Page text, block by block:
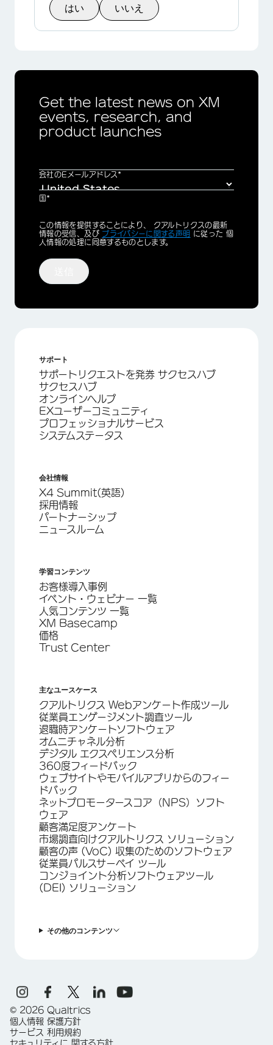
はい いいえ
Get the latest news on XM
events, research, and
product launches
会社のEメールアドレス*
国*
Privacy
Optin
この情報を提供することにより、 クアルトリクスの最新
情報の受信、及び プライバシーに関する声明 に従った 個
人情報の処理に同意するものとします。
サポート
サポートリクエストを発券 サクセスハブ
サクセスハブ
オンラインヘルプ
EXユーザーコミュニティ
プロフェッショナルサービス
システムステータス
会社情報
X4 Summit(英語)
採用情報
パートナーシップ
ニュースルーム
学習コンテンツ
お客様導入事例
イベント・ウェビナー 一覧
人気コンテンツ 一覧
XM Basecamp
価格
Trust Center
主なユースケース
クアルトリクス Webアンケート作成ツール
従業員エンゲージメント調査ツール
退職時アンケートソフトウェア
オムニチャネル分析
デジタル エクスペリエンス分析
360度フィードバック
ウェブサイトやモバイルアプリからのフィー
ドバック
ネットプロモータースコア（NPS）ソフト
ウェア
顧客満足度アンケート
市場調査向けクアルトリクス ソリューション
顧客の声 (VoC) 収集のためのソフトウェア
従業員パルスサーベイ ツール
コンジョイント分析ソフトウェアツール
(DEI) ソリューション
その他のコンテンツ
© 2026 Qualtrics
個人情報 保護方針
サービス 利用規約
セキュリティに 関する方針